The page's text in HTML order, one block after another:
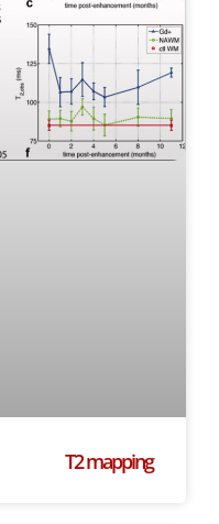
T2 mapping